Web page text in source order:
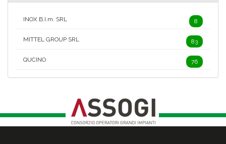
INOX B.I.m. SRL 8
MITTEL GROUP SRL 83
QUCINO 76